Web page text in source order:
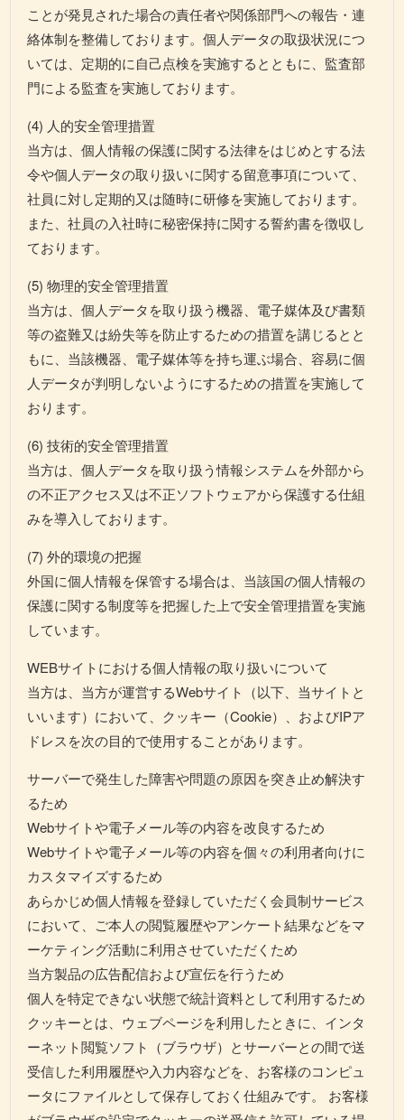
ことが発見された場合の責任者や関係部門への報告・連
絡体制を整備しております。個人データの取扱状況につ
いては、定期的に自己点検を実施するとともに、監査部
門による監査を実施しております。
(4) 人的安全管理措置
当方は、個人情報の保護に関する法律をはじめとする法
令や個人データの取り扱いに関する留意事項について、
社員に対し定期的又は随時に研修を実施しております。
また、社員の入社時に秘密保持に関する誓約書を徴収し
ております。
(5) 物理的安全管理措置
当方は、個人データを取り扱う機器、電子媒体及び書類
等の盗難又は紛失等を防止するための措置を講じるとと
もに、当該機器、電子媒体等を持ち運ぶ場合、容易に個
人データが判明しないようにするための措置を実施して
おります。
(6) 技術的安全管理措置
当方は、個人データを取り扱う情報システムを外部から
の不正アクセス又は不正ソフトウェアから保護する仕組
みを導入しております。
(7) 外的環境の把握
外国に個人情報を保管する場合は、当該国の個人情報の
保護に関する制度等を把握した上で安全管理措置を実施
しています。
WEBサイトにおける個人情報の取り扱いについて
当方は、当方が運営するWebサイト（以下、当サイトと
いいます）において、クッキー（Cookie）、およびIPア
ドレスを次の目的で使用することがあります。
サーバーで発生した障害や問題の原因を突き止め解決す
るため
Webサイトや電子メール等の内容を改良するため
Webサイトや電子メール等の内容を個々の利用者向けに
カスタマイズするため
あらかじめ個人情報を登録していただく会員制サービス
において、ご本人の閲覧履歴やアンケート結果などをマ
ーケティング活動に利用させていただくため
当方製品の広告配信および宣伝を行うため
個人を特定できない状態で統計資料として利用するため
クッキーとは、ウェブページを利用したときに、インタ
ーネット閲覧ソフト（ブラウザ）とサーバーとの間で送
受信した利用履歴や入力内容などを、お客様のコンピュ
ータにファイルとして保存しておく仕組みです。 お客様